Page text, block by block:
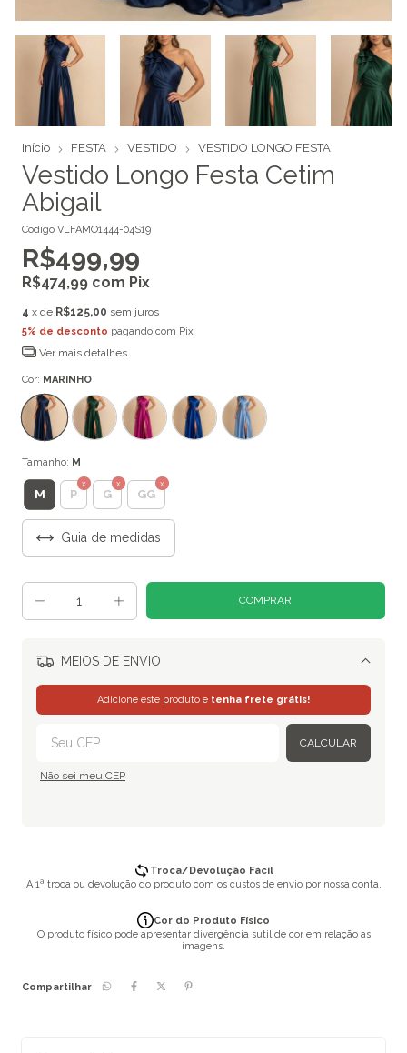
Início FESTA VESTIDO VESTIDO LONGO FESTA
Vestido Longo Festa Cetim
Abigail
Código VLFAMO1444-04S19
R$499,99
R$474,99 com Pix
4 x de R$125,00 sem juros
5% de desconto pagando com Pix
Ver mais detalhes
Cor: MARINHO
Tamanho: M
M P G GG
Guia de medidas
MEIOS DE ENVIO
Adicione este produto e tenha frete grátis!
CALCULAR
Não sei meu CEP
Troca/Devolução Fácil
A 1ª troca ou devolução do produto com os custos de envio por nossa conta.
Cor do Produto Físico
O produto físico pode apresentar divergência sutil de cor em relação as
imagens.
Compartilhar